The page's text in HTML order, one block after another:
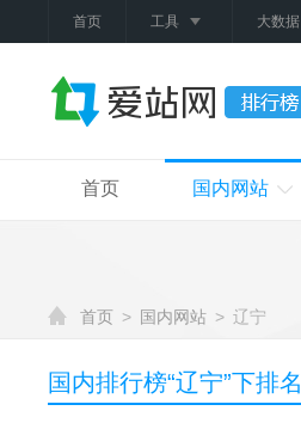
首页 工具 大数据
首页 国内网站
首页 > 国内网站 > 辽宁
国内排行榜“辽宁”下排名